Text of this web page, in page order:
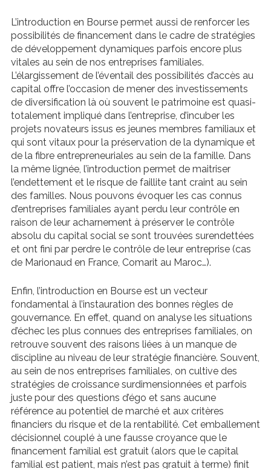
L’introduction en Bourse permet aussi de renforcer les
possibilités de financement dans le cadre de stratégies
de développement dynamiques parfois encore plus
vitales au sein de nos entreprises familiales.
L’élargissement de l’éventail des possibilités d’accès au
capital offre l’occasion de mener des investissements
de diversification là où souvent le patrimoine est quasi-
totalement impliqué dans l’entreprise, d’incuber les
projets novateurs issus es jeunes membres familiaux et
qui sont vitaux pour la préservation de la dynamique et
de la fibre entrepreneuriales au sein de la famille. Dans
la même lignée, l’introduction permet de maitriser
l’endettement et le risque de faillite tant craint au sein
des familles. Nous pouvons évoquer les cas connus
d’entreprises familiales ayant perdu leur contrôle en
raison de leur acharnement à préserver le contrôle
absolu du capital social se sont trouvées surendettées
et ont fini par perdre le contrôle de leur entreprise (cas
de Marionaud en France, Comarit au Maroc…).
Enfin, l’introduction en Bourse est un vecteur
fondamental à l’instauration des bonnes règles de
gouvernance. En effet, quand on analyse les situations
d’échec les plus connues des entreprises familiales, on
retrouve souvent des raisons liées à un manque de
discipline au niveau de leur stratégie financière. Souvent,
au sein de nos entreprises familiales, on cultive des
stratégies de croissance surdimensionnées et parfois
juste pour des questions d’égo et sans aucune
référence au potentiel de marché et aux critères
financiers du risque et de la rentabilité. Cet emballement
décisionnel couplé à une fausse croyance que le
financement familial est gratuit (alors que le capital
familial est patient, mais n’est pas gratuit à terme) finit